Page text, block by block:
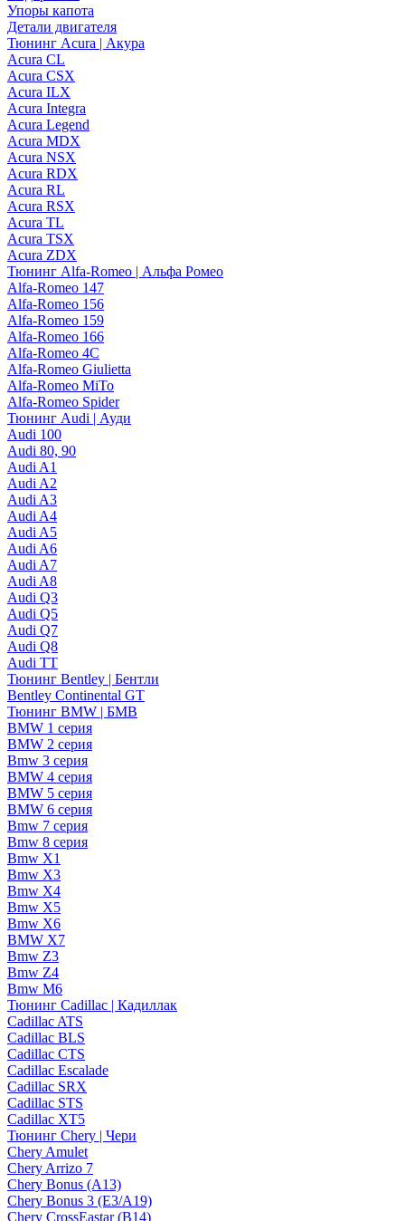
Упоры капота
Детали двигателя
Тюнинг Acura | Акура
Acura CL
Acura CSX
Acura ILX
Acura Integra
Acura Legend
Acura MDX
Acura NSX
Acura RDX
Acura RL
Acura RSX
Acura TL
Acura TSX
Acura ZDX
Тюнинг Alfa-Romeo | Альфа Ромео
Alfa-Romeo 147
Alfa-Romeo 156
Alfa-Romeo 159
Alfa-Romeo 166
Alfa-Romeo 4C
Alfa-Romeo Giulietta
Alfa-Romeo MiTo
Alfa-Romeo Spider
Тюнинг Audi | Ауди
Audi 100
Audi 80, 90
Audi A1
Audi A2
Audi A3
Audi A4
Audi A5
Audi A6
Audi A7
Audi A8
Audi Q3
Audi Q5
Audi Q7
Audi Q8
Audi TT
Тюнинг Bentley | Бентли
Bentley Continental GT
Тюнинг BMW | БМВ
BMW 1 серия
BMW 2 серия
Bmw 3 серия
BMW 4 серия
BMW 5 серия
BMW 6 серия
Bmw 7 серия
Bmw 8 серия
Bmw X1
Bmw X3
Bmw X4
Bmw X5
Bmw X6
BMW X7
Bmw Z3
Bmw Z4
Bmw М6
Тюнинг Cadillac | Кадиллак
Cadillac ATS
Cadillac BLS
Cadillac CTS
Cadillac Escalade
Cadillac SRX
Cadillac STS
Cadillac XT5
Тюнинг Chery | Чери
Chery Amulet
Chery Arrizo 7
Chery Bonus (A13)
Chery Bonus 3 (E3/A19)
Chery CrossEastar (B14)